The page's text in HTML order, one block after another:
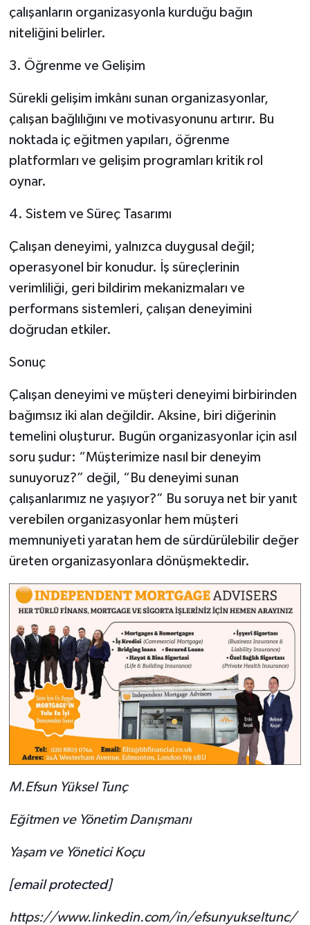
çalışanların organizasyonla kurduğu bağın
niteliğini belirler.
3. Öğrenme ve Gelişim
Sürekli gelişim imkânı sunan organizasyonlar,
çalışan bağlılığını ve motivasyonunu artırır. Bu
noktada iç eğitmen yapıları, öğrenme
platformları ve gelişim programları kritik rol
oynar.
4. Sistem ve Süreç Tasarımı
Çalışan deneyimi, yalnızca duygusal değil;
operasyonel bir konudur. İş süreçlerinin
verimliliği, geri bildirim mekanizmaları ve
performans sistemleri, çalışan deneyimini
doğrudan etkiler.
Sonuç
Çalışan deneyimi ve müşteri deneyimi birbirinden
bağımsız iki alan değildir. Aksine, biri diğerinin
temelini oluşturur. Bugün organizasyonlar için asıl
soru şudur: “Müşterimize nasıl bir deneyim
sunuyoruz?” değil, “Bu deneyimi sunan
çalışanlarımız ne yaşıyor?” Bu soruya net bir yanıt
verebilen organizasyonlar hem müşteri
memnuniyeti yaratan hem de sürdürülebilir değer
üreten organizasyonlara dönüşmektedir.
M.Efsun Yüksel Tunç
Eğitmen ve Yönetim Danışmanı
Yaşam ve Yönetici Koçu
[email protected]
https://www.linkedin.com/in/efsunyukseltunc/